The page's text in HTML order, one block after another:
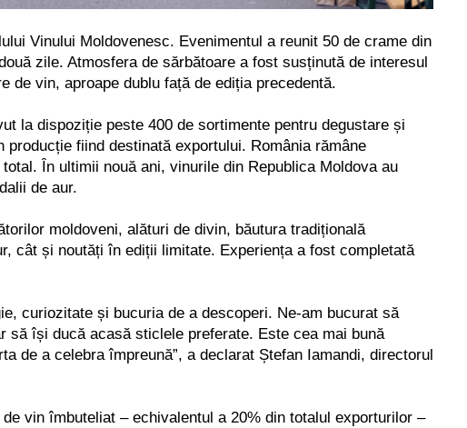
Vinului Moldovenesc. Evenimentul a reunit 50 de crame din
zile. Atmosfera de sărbătoare a fost susținută de interesul
vin, aproape dublu față de ediția precedentă.
la dispoziție peste 400 de sortimente pentru degustare și
fiind destinată exportului. România rămâne
În ultimii nouă ani, vinurile din Republica Moldova au
de aur.
moldoveni, alături de divin, băutura tradițională
cât și noutăți în ediții limitate. Experiența a fost completată
curiozitate și bucuria de a descoperi. Ne-am bucurat să
să își ducă acasă sticlele preferate. Este cea mai bună
de a celebra împreună”, a declarat Ștefan Iamandi, directorul
vin îmbuteliat – echivalentul a 20% din totalul exporturilor –